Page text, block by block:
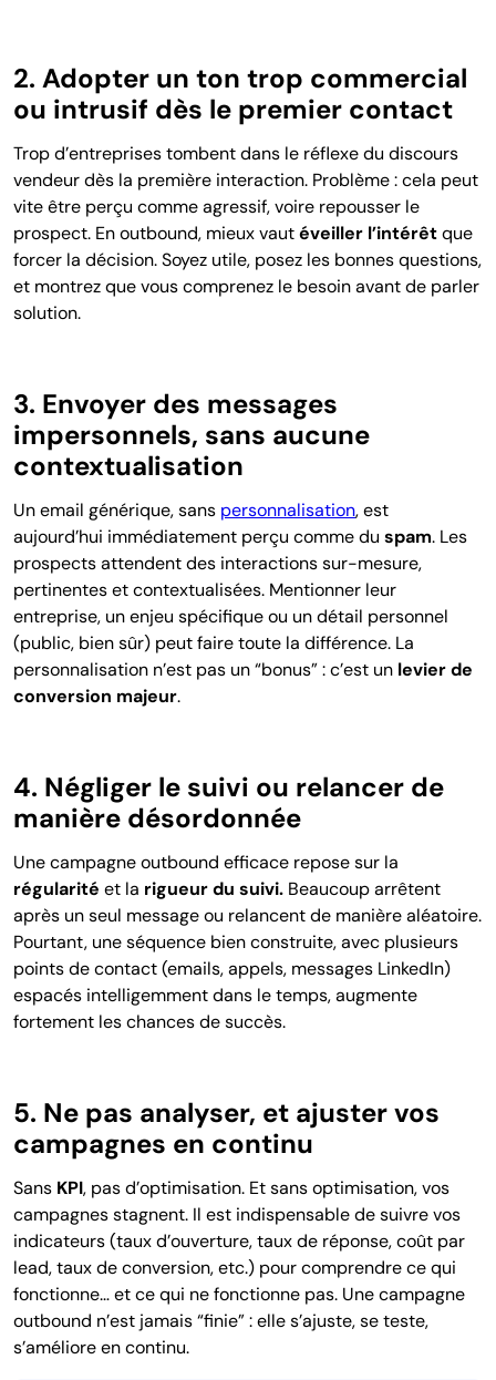
2. Adopter un ton trop commercial
ou intrusif dès le premier contact
Trop d’entreprises tombent dans le réflexe du discours
vendeur dès la première interaction. Problème : cela peut
vite être perçu comme agressif, voire repousser le
prospect. En outbound, mieux vautéveiller l’intérêtque
forcer la décision. Soyez utile, posez les bonnes questions,
et montrez que vous comprenez le besoin avant de parler
solution.
3. Envoyer des messages
impersonnels, sans aucune
contextualisation
Un email générique, sans personnalisation, est
aujourd’hui immédiatement perçu comme du spam. Les
prospects attendent des interactions sur-mesure,
pertinentes et contextualisées. Mentionner leur
entreprise, un enjeu spécifique ou un détail personnel
(public, bien sûr) peut faire toute la différence. La
personnalisation n’est pas un “bonus” : c’est un levier de
conversion majeur.
4. Négliger le suivi ou relancer de
manière désordonnée
Une campagne outbound efficace repose sur la
régularité et la rigueur du suivi. Beaucoup arrêtent
après un seul message ou relancent de manière aléatoire.
Pourtant, une séquence bien construite, avec plusieurs
points de contact (emails, appels, messages LinkedIn)
espacés intelligemment dans le temps, augmente
fortement les chances de succès.
5. Ne pas analyser, et ajuster vos
campagnes en continu
Sans KPI, pas d’optimisation. Et sans optimisation, vos
campagnes stagnent. Il est indispensable de suivre vos
indicateurs (taux d’ouverture, taux de réponse, coût par
lead, taux de conversion, etc.) pour comprendre ce qui
fonctionne… et ce qui ne fonctionne pas. Une campagne
outbound n’est jamais “finie” : elle s’ajuste, se teste,
s’améliore en continu.